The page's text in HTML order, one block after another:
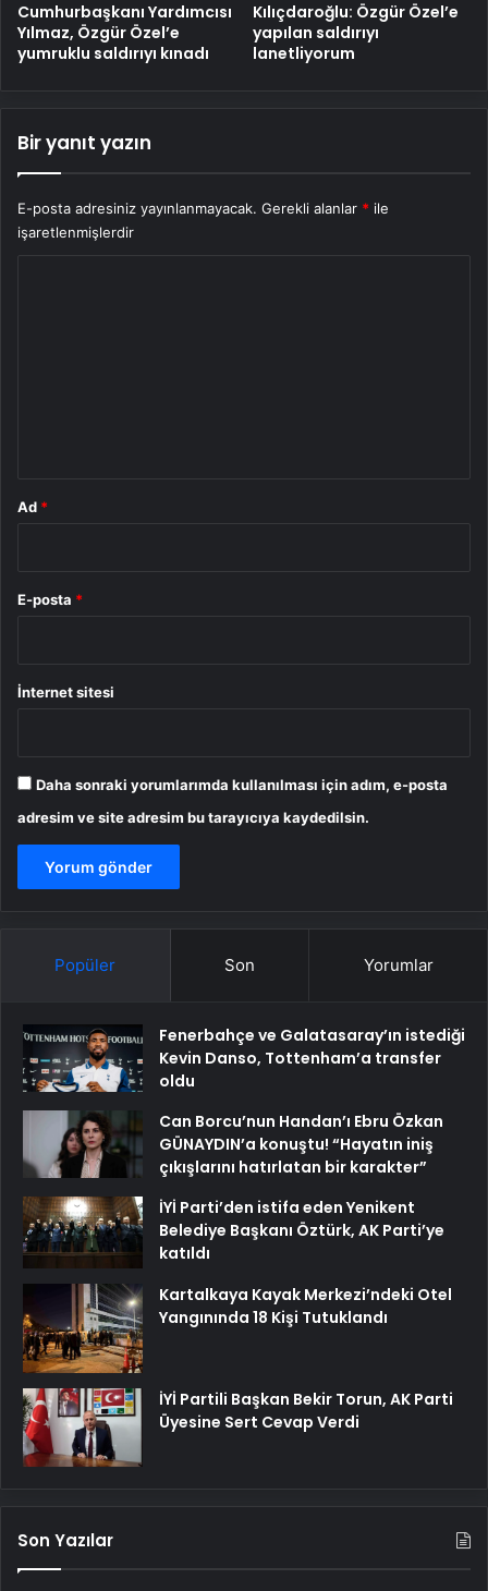
Cumhurbaşkanı Yardımcısı
Yılmaz, Özgür Özel’e
yumruklu saldırıyı kınadı
Kılıçdaroğlu: Özgür Özel’e
yapılan saldırıyı
lanetliyorum
Bir yanıt yazın
E-posta adresiniz yayınlanmayacak. Gerekli alanlar * ile
işaretlenmişlerdir
Ad *
E-posta *
İnternet sitesi
Daha sonraki yorumlarımda kullanılması için adım, e-posta
adresim ve site adresim bu tarayıcıya kaydedilsin.
Popüler Son Yorumlar
Fenerbahçe ve Galatasaray’ın istediği
Kevin Danso, Tottenham’a transfer
oldu
Can Borcu’nun Handan’ı Ebru Özkan
GÜNAYDIN’a konuştu! “Hayatın iniş
çıkışlarını hatırlatan bir karakter”
İYİ Parti’den istifa eden Yenikent
Belediye Başkanı Öztürk, AK Parti’ye
katıldı
Kartalkaya Kayak Merkezi’ndeki Otel
Yangınında 18 Kişi Tutuklandı
İYİ Partili Başkan Bekir Torun, AK Parti
Üyesine Sert Cevap Verdi
Son Yazılar